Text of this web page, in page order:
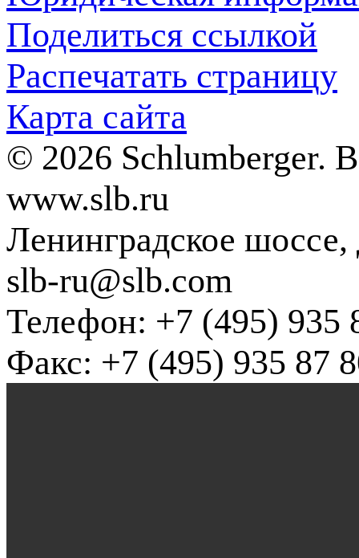
Поделиться ссылкой
Распечатать страницу
Карта сайта
© 2026 Schlumberger.
www.slb.ru
Ленинградское
slb-ru@slb.com
Телефон: +7 (495) 935
Факс: +7 (495) 935 87